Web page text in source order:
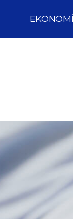
EKONOMI